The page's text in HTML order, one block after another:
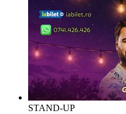
STAND-UP